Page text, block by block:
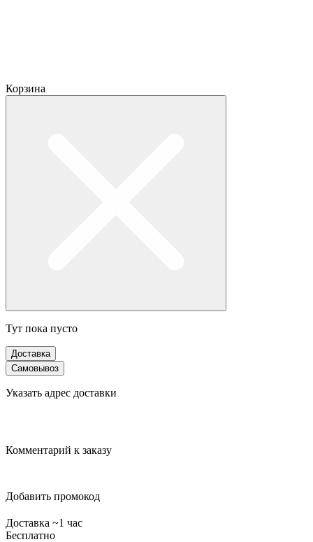
Корзина
Тут пока пусто
Доставка
Самовывоз
Указать адрес доставки
Комментарий к заказу
Добавить промокод
Доставка ~1 час
Бесплатно